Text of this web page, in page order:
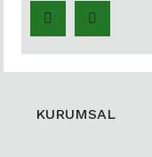
KURUMSAL